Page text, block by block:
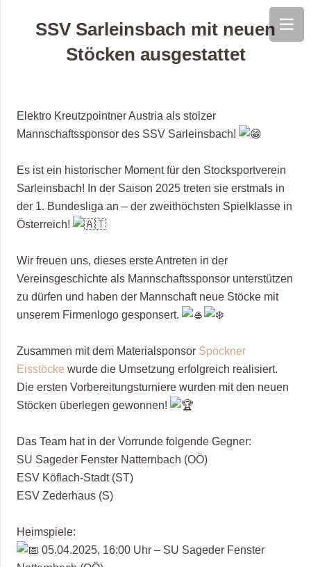
SSV Sarleinsbach mit neuen
Stöcken ausgestattet
Elektro Kreutzpointner Austria als stolzer
Mannschaftssponsor des SSV Sarleinsbach!
Es ist ein historischer Moment für den Stocksportverein
Sarleinsbach! In der Saison 2025 treten sie erstmals in
der 1. Bundesliga an – der zweithöchsten Spielklasse in
Österreich!
Wir freuen uns, dieses erste Antreten in der
Vereinsgeschichte als Mannschaftssponsor unterstützen
zu dürfen und haben der Mannschaft neue Stöcke mit
unserem Firmenlogo gesponsert.
Zusammen mit dem Materialsponsor Spöckner
Eisstöcke wurde die Umsetzung erfolgreich realisiert.
Die ersten Vorbereitungsturniere wurden mit den neuen
Stöcken überlegen gewonnen!
Das Team hat in der Vorrunde folgende Gegner:
SU Sageder Fenster Natternbach (OÖ)
ESV Köflach-Stadt (ST)
ESV Zederhaus (S)
Heimspiele:
05.04.2025, 16:00 Uhr – SU Sageder Fenster